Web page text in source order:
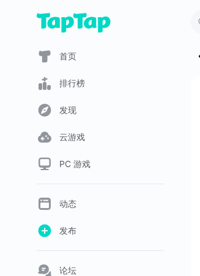
首页
排行榜
发现
云游戏
PC 游戏
动态
发布
论坛